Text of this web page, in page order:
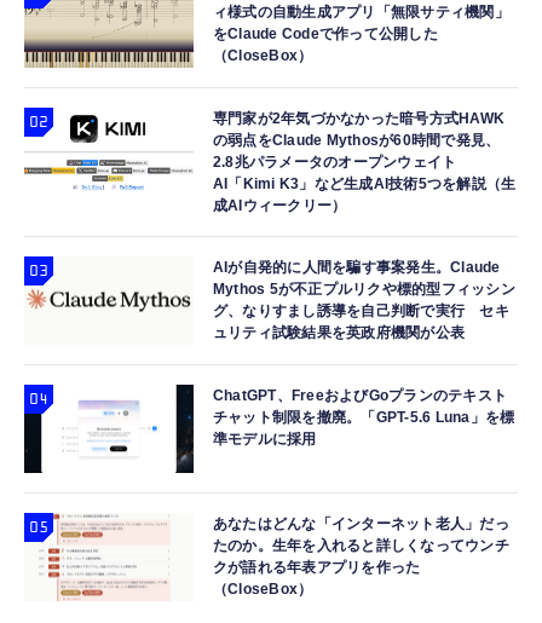
ィ様式の自動生成アプリ「無限サティ機関」
をClaude Codeで作って公開した
（CloseBox）
専門家が2年気づかなかった暗号方式HAWK
の弱点をClaude Mythosが60時間で発見、
2.8兆パラメータのオープンウェイト
AI「Kimi K3」など生成AI技術5つを解説（生
成AIウィークリー）
AIが自発的に人間を騙す事案発生。Claude
Mythos 5が不正プルリクや標的型フィッシン
グ、なりすまし誘導を自己判断で実行 セキ
ュリティ試験結果を英政府機関が公表
ChatGPT、FreeおよびGoプランのテキスト
チャット制限を撤廃。「GPT-5.6 Luna」を標
準モデルに採用
あなたはどんな「インターネット老人」だっ
たのか。生年を入れると詳しくなってウンチ
クが語れる年表アプリを作った
（CloseBox）